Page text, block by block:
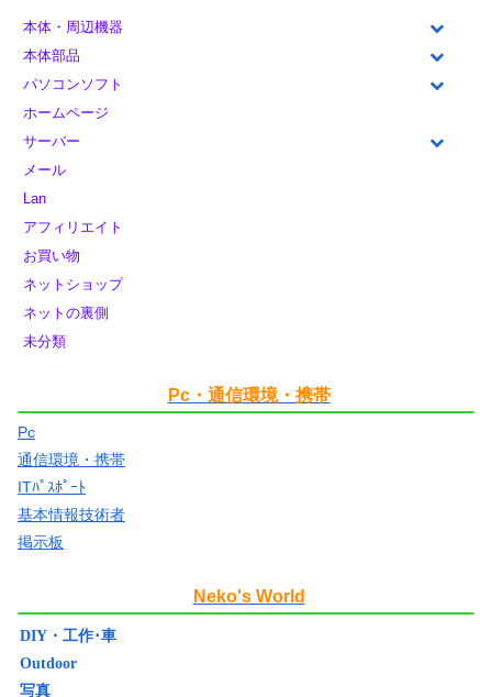
本体・周辺機器
本体部品
パソコンソフト
ホームページ
サーバー
メール
Lan
アフィリエイト
お買い物
ネットショップ
ネットの裏側
未分類
Pc・通信環境・携帯
Pc
通信環境・携帯
ITﾊﾟｽﾎﾟｰﾄ
基本情報技術者
掲示板
Neko's World
DIY・工作･車
Outdoor
写真